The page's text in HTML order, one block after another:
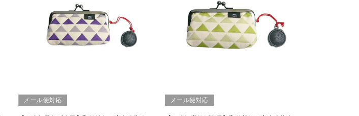
メール便対応 メール便対応